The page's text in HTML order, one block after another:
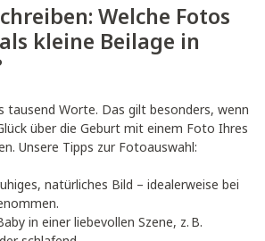
Welche Fotos
kleine Beilage in
tausend Worte. Das gilt besonders, wenn
über die Geburt mit einem Foto Ihres
Unsere Tipps zur Fotoauswahl:
natürliches Bild – idealerweise bei
in einer liebevollen Szene, z. B.